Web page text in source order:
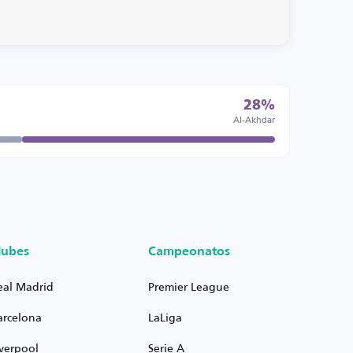
28%
Al-Akhdar
Madrid
Campeonatos
Premier League
LaLiga
Serie A